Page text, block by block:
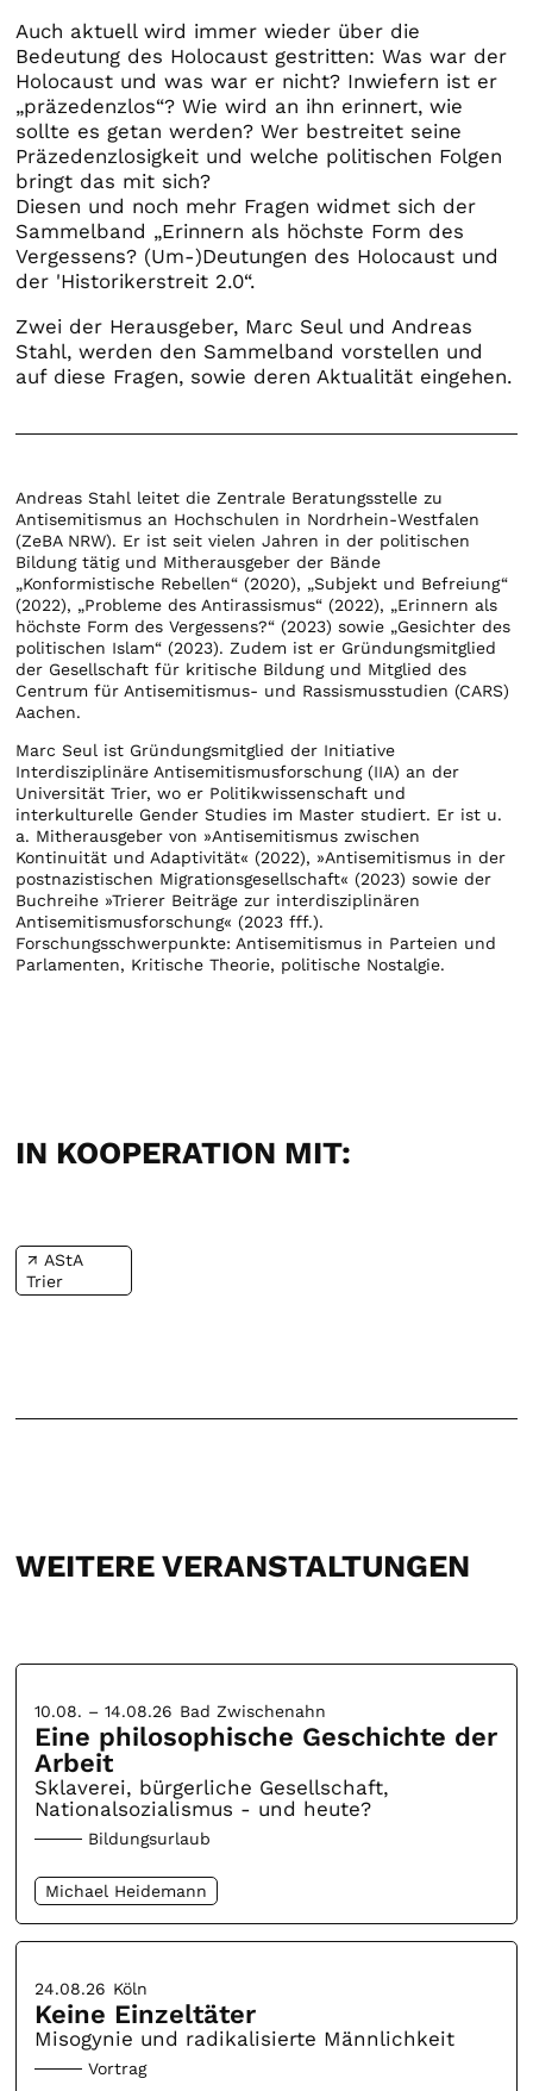
Auch aktuell wird immer wieder über die
Bedeutung des Holocaust gestritten: Was war der
Holocaust und was war er nicht? Inwiefern ist er
„präzedenzlos“? Wie wird an ihn erinnert, wie
sollte es getan werden? Wer bestreitet seine
Präzedenzlosigkeit und welche politischen Folgen
bringt das mit sich?
Diesen und noch mehr Fragen widmet sich der
Sammelband „Erinnern als höchste Form des
Vergessens? (Um-)Deutungen des Holocaust und
der 'Historikerstreit 2.0“.
Zwei der Herausgeber, Marc Seul und Andreas
Stahl, werden den Sammelband vorstellen und
auf diese Fragen, sowie deren Aktualität eingehen.
Andreas Stahl leitet die Zentrale Beratungsstelle zu
Antisemitismus an Hochschulen in Nordrhein-Westfalen
(ZeBA NRW). Er ist seit vielen Jahren in der politischen
Bildung tätig und Mitherausgeber der Bände
„Konformistische Rebellen“ (2020), „Subjekt und Befreiung“
(2022), „Probleme des Antirassismus“ (2022), „Erinnern als
höchste Form des Vergessens?“ (2023) sowie „Gesichter des
politischen Islam“ (2023). Zudem ist er Gründungsmitglied
der Gesellschaft für kritische Bildung und Mitglied des
Centrum für Antisemitismus- und Rassismusstudien (CARS)
Aachen.
Marc Seul ist Gründungsmitglied der Initiative
Interdisziplinäre Antisemitismusforschung (IIA) an der
Universität Trier, wo er Politikwissenschaft und
interkulturelle Gender Studies im Master studiert. Er ist u.
a. Mitherausgeber von »Antisemitismus zwischen
Kontinuität und Adaptivität« (2022), »Antisemitismus in der
postnazistischen Migrationsgesellschaft« (2023) sowie der
Buchreihe »Trierer Beiträge zur interdisziplinären
Antisemitismusforschung« (2023 fff.).
Forschungsschwerpunkte: Antisemitismus in Parteien und
Parlamenten, Kritische Theorie, politische Nostalgie.
IN KOOPERATION MIT:
AStA
Trier
WEITERE VERANSTALTUNGEN
10.08. – 14.08.26 Bad Zwischenahn
Eine philosophische Geschichte der
Arbeit
Sklaverei, bürgerliche Gesellschaft,
Nationalsozialismus - und heute?
Bildungsurlaub
Michael Heidemann
24.08.26 Köln
Keine Einzeltäter
Misogynie und radikalisierte Männlichkeit
Vortrag